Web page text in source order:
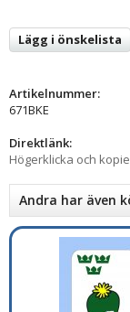
Lägg i önskelista
Artikelnummer:
671BKE
Direktlänk:
Högerklicka och
Andra har även